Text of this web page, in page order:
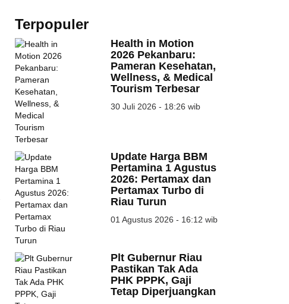
Terpopuler
Health in Motion
2026 Pekanbaru:
Pameran Kesehatan,
Wellness, & Medical
Tourism Terbesar
30 Juli 2026 - 18:26 wib
Update Harga BBM
Pertamina 1 Agustus
2026: Pertamax dan
Pertamax Turbo di
Riau Turun
01 Agustus 2026 - 16:12 wib
Plt Gubernur Riau
Pastikan Tak Ada
PHK PPPK, Gaji
Tetap Diperjuangkan